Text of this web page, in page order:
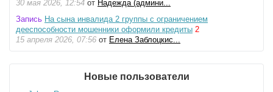
30 мая 2026, 12:54 от Надежда (админи...
Запись На сына инвалида 2 группы с ограничением
дееспособности мошенники оформили кредиты 2
15 апреля 2026, 07:56 от Елена Заблоцкис...
Новые пользователи